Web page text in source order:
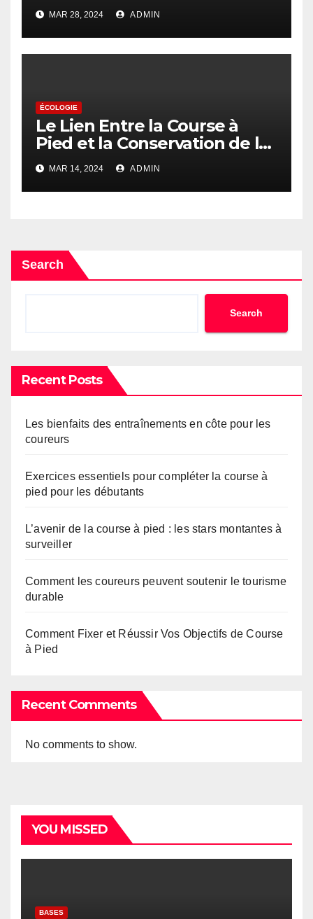
MAR 28, 2024 ADMIN
ÉCOLOGIE
Le Lien Entre la Course à
Pied et la Conservation de la
Faune Sauvage
MAR 14, 2024 ADMIN
Search
Search
Recent Posts
Les bienfaits des entraînements en côte pour les
coureurs
Exercices essentiels pour compléter la course à
pied pour les débutants
L’avenir de la course à pied : les stars montantes à
surveiller
Comment les coureurs peuvent soutenir le tourisme
durable
Comment Fixer et Réussir Vos Objectifs de Course
à Pied
Recent Comments
No comments to show.
YOU MISSED
BASES